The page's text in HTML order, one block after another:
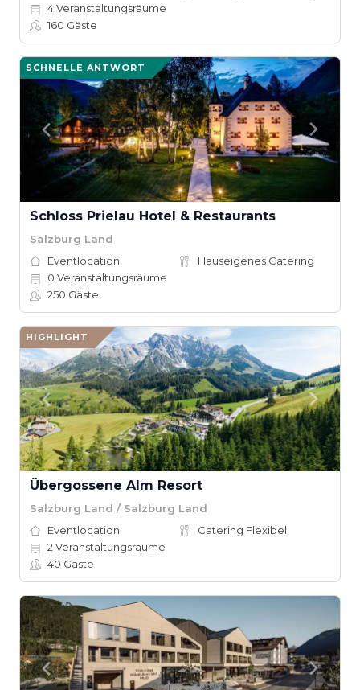
4Veranstaltungsräume
160 Gäste
SCHNELLE ANTWORT
Schloss Prielau Hotel & Restaurants
Salzburg Land
Eventlocation
Hauseigenes Catering
0 Veranstaltungsräume
250 Gäste
HIGHLIGHT
Übergossene Alm Resort
Salzburg Land / Salzburg Land
Eventlocation
Catering Flexibel
2 Veranstaltungsräume
40 Gäste